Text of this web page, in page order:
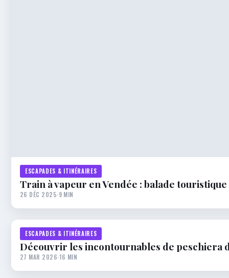
ESCAPADES & ITINÉRAIRES
Train à vapeur en Vendée : balade
26 DÉC 2025·9 MIN
ESCAPADES & ITINÉRAIRES
Découvrir les incontournables de peschiera
27 MAR 2026·16 MIN